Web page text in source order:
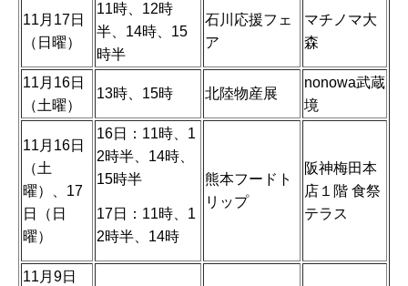
11月17日
（日曜）
11時、12時
半、14時、15
時半
石川応援フェ
ア
マチノマ大
森
11月16日
（土曜）
13時、15時 北陸物産展
nonowa武蔵
境
11月16日
（土
曜）、17
日（日
曜）
16日：11時、1
2時半、14時、
15時半
17日：11時、1
2時半、14時
熊本フードト
リップ
阪神梅田本
店１階 食祭
テラス
11月9日